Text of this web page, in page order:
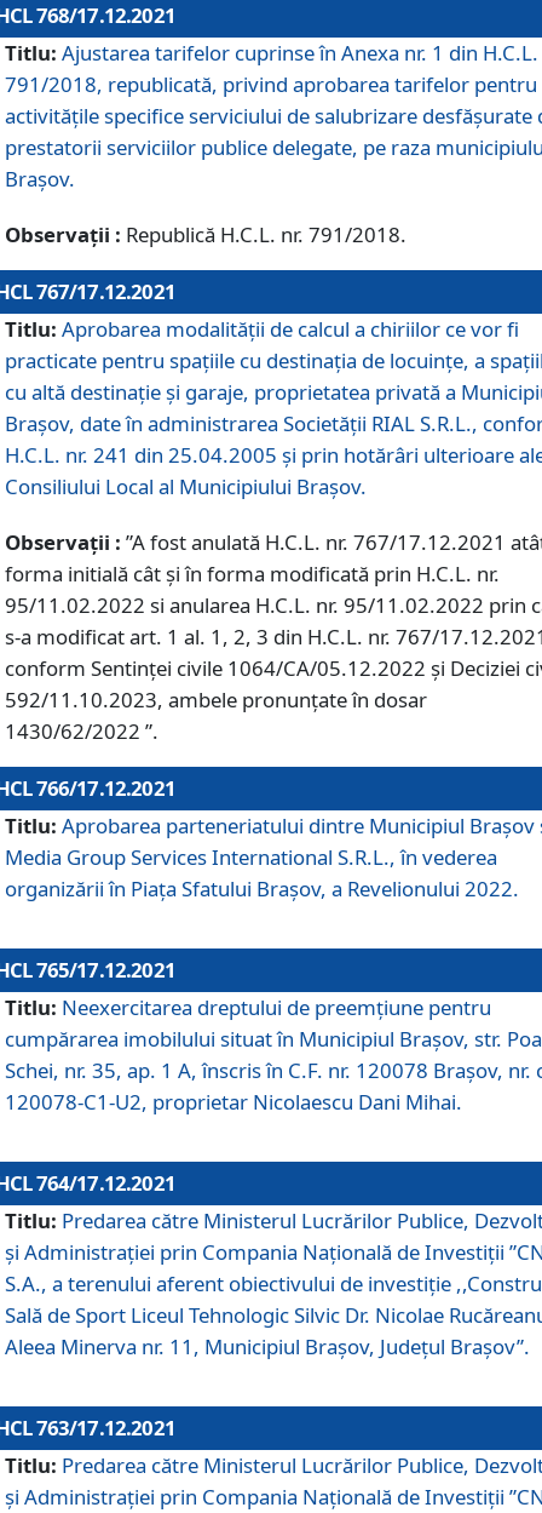
768/17.12.2021
Titlu: Ajustarea tarifelor cuprinse în Anexa nr. 1 din H.C.L.
791/2018, republicată, privind aprobarea tarifelor pentru
activităţile specifice serviciului de salubrizare desfăşurate
prestatorii serviciilor publice delegate, pe raza
Braşov.
Observații : Republică H.C.L. nr. 791/2018.
767/17.12.2021
Titlu: Aprobarea modalității de calcul a chiriilor ce vor fi
practicate pentru spaţiile cu destinaţia de locuinţe, a
cu altă destinaţie şi garaje, proprietatea privată a
Braşov, date în administrarea Societăţii RIAL S.R.L.,
H.C.L. nr. 241 din 25.04.2005 și prin hotărâri ulterioare
Consiliului Local al Municipiului Braşov.
Observații : ”A fost anulată H.C.L. nr. 767/17.12.2021
forma initială cât și în forma modificată prin H.C.L. nr.
95/11.02.2022 si anularea H.C.L. nr. 95/11.02.2022 prin
s-a modificat art. 1 al. 1, 2, 3 din H.C.L. nr. 767/
conform Sentinței civile 1064/CA/05.12.2022 și Deciziei
592/11.10.2023, ambele pronunțate în dosar
1430/62/2022 ”.
766/17.12.2021
Titlu: Aprobarea parteneriatului dintre Municipiul Brașov
Media Group Services International S.R.L., în vederea
organizării în Piața Sfatului Brașov, a Revelionului 2022.
765/17.12.2021
Titlu: Neexercitarea dreptului de preemţiune pentru
cumpărarea imobilului situat în Municipiul Braşov, str.
Schei, nr. 35, ap. 1 A, înscris în C.F. nr. 120078 Brașov, nr.
120078-C1-U2, proprietar Nicolaescu Dani Mihai.
764/17.12.2021
Titlu: Predarea către Ministerul Lucrărilor Publice,
și Administrației prin Compania Naţională de Investiţii
S.A., a terenului aferent obiectivului de investiţie
Sală de Sport Liceul Tehnologic Silvic Dr. Nicolae
Aleea Minerva nr. 11, Municipiul Brașov, Județul Brașov”.
763/17.12.2021
Titlu: Predarea către Ministerul Lucrărilor Publice,
și Administrației prin Compania Naţională de Investiţii